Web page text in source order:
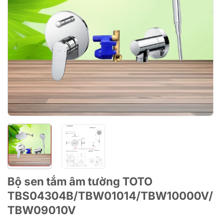
Bộ sen tắm âm tường TOTO
TBS04304B/TBW01014/TBW10000V/
TBW09010V